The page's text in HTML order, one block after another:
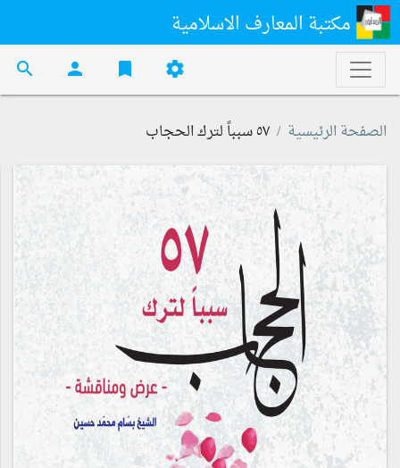
مكتبة المعارف الاسلامية
settings
bookmark
person
search
الصفحة الرئيسية ٥٧ سبباً لترك الحجاب